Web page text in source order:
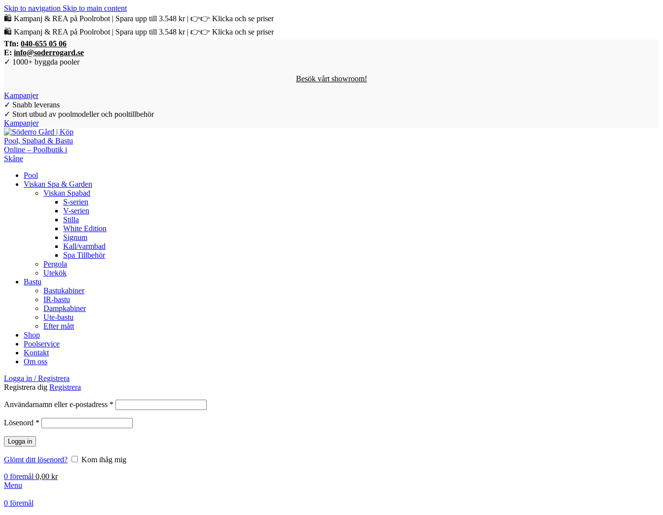
Skip to navigation Skip to main content
🛍️ Kampanj & REA på Poolrobot | Spara upp till 3.548 kr | 👉👉 Klicka och se priser
🛍️ Kampanj & REA på Poolrobot | Spara upp till 3.548 kr | 👉👉 Klicka och se priser
Tfn: 040-655 05 06
E: info@soderrogard.se
✓ 1000+ byggda pooler
Besök vårt showroom!
Kampanjer
✓ Snabb leverans
✓ Stort utbud av poolmodeller och pooltillbehör
Kampanjer
Pool
Viskan Spa & Garden
Viskan Spabad
S-serien
V-serien
Stilla
White Edition
Signum
Kall/varmbad
Spa Tillbehör
Pergola
Utekök
Bastu
Bastukabiner
IR-bastu
Dampkabiner
Ute-bastu
Efter mått
Shop
Poolservice
Kontakt
Om oss
Logga in / Registrera
Registrera dig Registrera
Användarnamn eller e-postadress *
Lösenord *
Logga in
Glömt ditt lösenord?
Kom ihåg mig
0 föremål 0,00 kr
Menu
0 föremål